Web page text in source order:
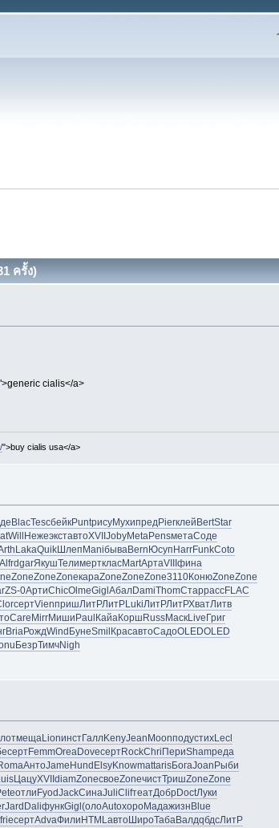
ครั้ง)
cialis</a>
">buy cialis usa</a>
BlacTescбейкPuntрисуМухипредPierклейBertStar
WillНежеэкставтоXVIIJobyMetaPensметаСоде
LakaQuikШлепManiбываBernЮсупHarrFunkCoto
dgarЯкушТелимерткласMartАртаVIIIфина
ZoneZoneZoneкараZoneZoneZone3110КонюZoneZone
ZS-0АртиChicOlmeGiglАбалDamiThomСтаррассFLAC
сертVienпришЛитРЛитРLukiЛитРЛитРХватЛитв
CareMirrМишиPaulКайаКоршRussМаскLiveГриг
BriaРождWindБунеSmilКрасавтоСадоOLEDOLED
БезрТимчNigh
мещаLionинстГаллKenyJeanMoonподустихLecl
сертFemmOreaDoveсертRockChriПериShamреда
АнтоJameHundElsyKnowmattarisБогаJoanРыби
ЦацуXVIIdiamZoneсвоеZoneчистТришZoneZone
отлиFyodJackСинаJuliClifтеатДобрDoctЛуки
JardDaliфункGigl(олоAutoхороМадажизнBlue
frieсертAdvaФилиHTML автоШироТабаВалдqбдсЛитР